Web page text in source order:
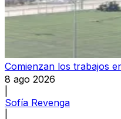
Comienzan los trabajos
8 ago 2026
Sofía Revenga